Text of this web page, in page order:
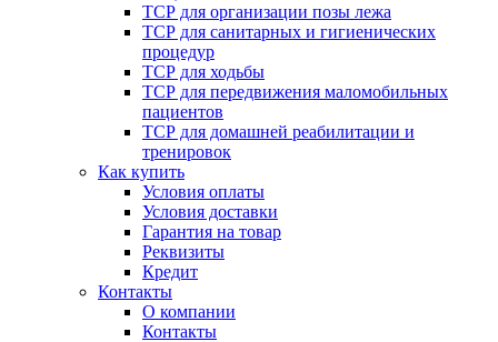
ТСР для организации позы лежа
ТСР для санитарных и гигиенических
процедур
ТСР для ходьбы
ТСР для передвижения маломобильных
пациентов
ТСР для домашней реабилитации и
тренировок
Как купить
Условия оплаты
Условия доставки
Гарантия на товар
Реквизиты
Кредит
Контакты
О компании
Контакты